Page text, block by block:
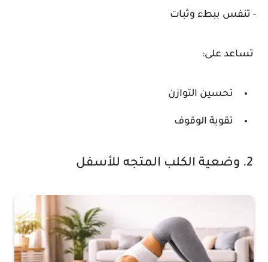
- تنفس ببطء وثبات
تساعد على:
تحسين التوازن
تقوية الوقوف